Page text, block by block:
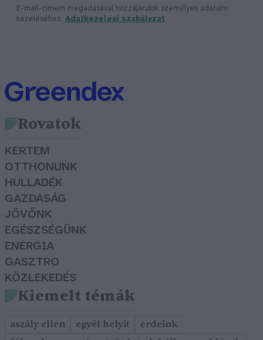
E-mail-címem megadásával hozzájárulok személyes adataim
kezeléséhez. Adatkezelési szabályzat
Rovatok
KERTEM
OTTHONUNK
HULLADÉK
GAZDASÁG
JÖVŐNK
EGÉSZSÉGÜNK
ENERGIA
GASZTRO
KÖZLEKEDÉS
Kiemelt témák
aszály ellen egyél helyit
erdeink